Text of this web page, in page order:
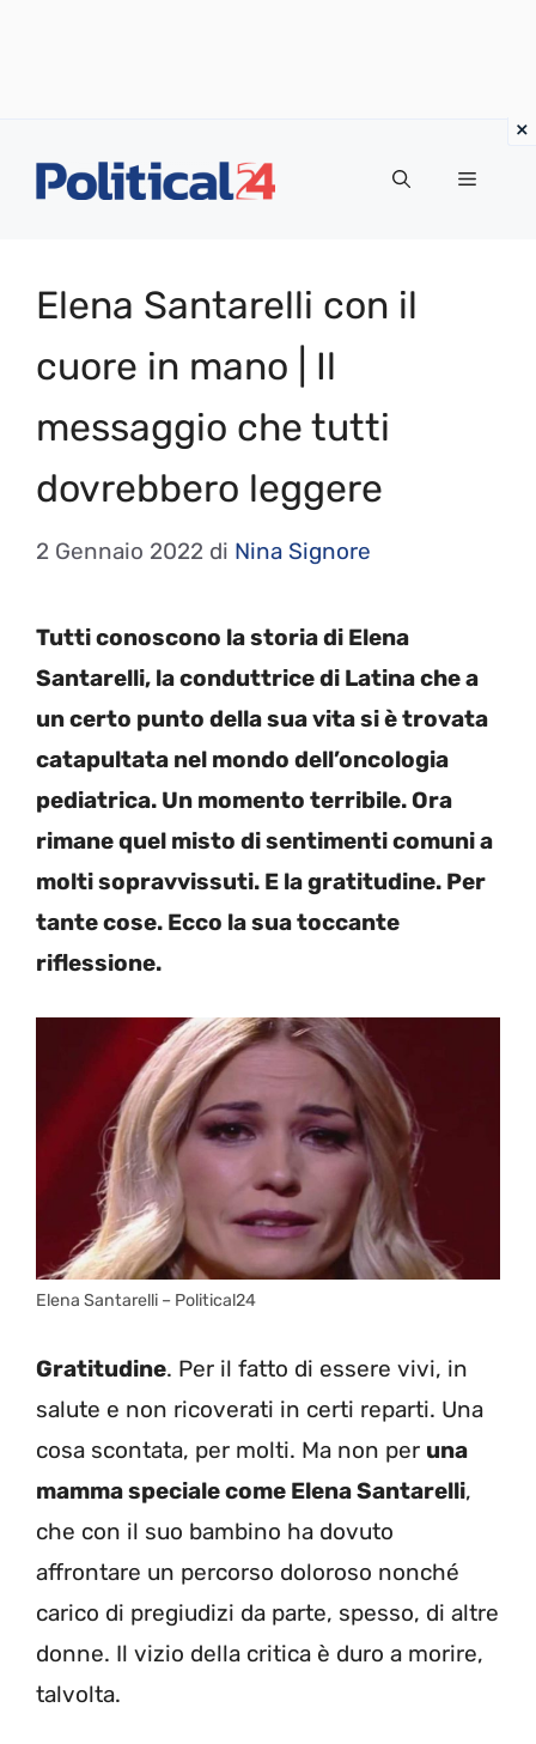
Menu
Elena Santarelli con il
cuore in mano | Il
messaggio che tutti
dovrebbero leggere
2 Gennaio 2022 di Nina Signore
Tutti conoscono la storia di Elena
Santarelli, la conduttrice di Latina che a
un certo punto della sua vita si è trovata
catapultata nel mondo dell’oncologia
pediatrica. Un momento terribile. Ora
rimane quel misto di sentimenti comuni a
molti sopravvissuti. E la gratitudine. Per
tante cose. Ecco la sua toccante
riflessione.
Elena Santarelli – Political24
Gratitudine. Per il fatto di essere vivi, in
salute e non ricoverati in certi reparti. Una
cosa scontata, per molti. Ma non per una
mamma speciale come Elena Santarelli,
che con il suo bambino ha dovuto
affrontare un percorso doloroso nonché
carico di pregiudizi da parte, spesso, di altre
donne. Il vizio della critica è duro a morire,
talvolta.